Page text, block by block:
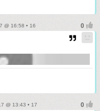
@ 16:58 • 16
@ 13:43 • 17